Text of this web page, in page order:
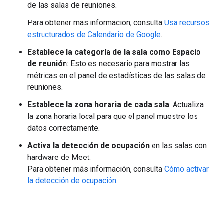
de las salas de reuniones.
Para obtener más información, consulta Usa recursos
estructurados de Calendario de Google.
Establece la categoría de la sala como Espacio
de reunión: Esto es necesario para mostrar las
métricas en el panel de estadísticas de las salas de
reuniones.
Establece la zona horaria de cada sala: Actualiza
la zona horaria local para que el panel muestre los
datos correctamente.
Activa la detección de ocupación en las salas con
hardware de Meet.
Para obtener más información, consulta Cómo activar
la detección de ocupación.